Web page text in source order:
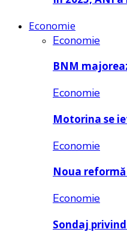
Economie
Economie
BNM
Economie
Motorina se
Economie
Noua
Economie
Sondaj